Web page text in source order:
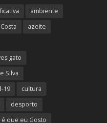
ambiente
azeite
gato
Silva
19
cultura
desporto
é que eu Gosto